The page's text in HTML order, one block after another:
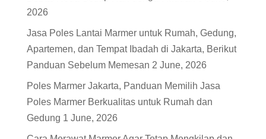
2026
Jasa Poles Lantai Marmer untuk Rumah, Gedung,
Apartemen, dan Tempat Ibadah di Jakarta, Berikut
Panduan Sebelum Memesan 2 June, 2026
Poles Marmer Jakarta, Panduan Memilih Jasa
Poles Marmer Berkualitas untuk Rumah dan
Gedung 1 June, 2026